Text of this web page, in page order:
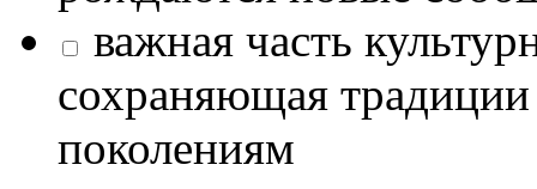
важная часть
сохраняющая
поколениям